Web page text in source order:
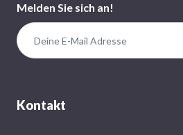
Melden Sie sich an!
Kontakt